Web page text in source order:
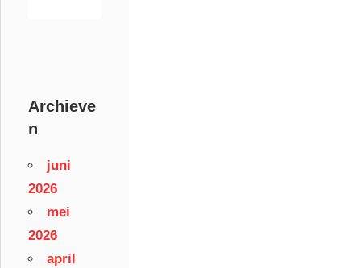
Archieve
n
juni
2026
mei
2026
april